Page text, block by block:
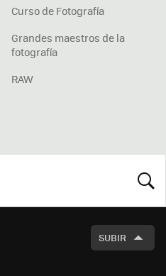
Curso de Fotografía
Grandes maestros de la
fotografía
RAW
SUBIR